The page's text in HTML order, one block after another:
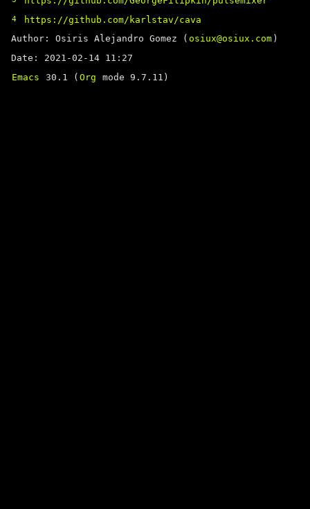
4
https://github.com/karlstav/cava
Author: Osiris Alejandro Gomez ( osiux@osiux.com )
Date: 2021-02-14 11:27
Emacs
30.1 ( Org mode 9.7.11)